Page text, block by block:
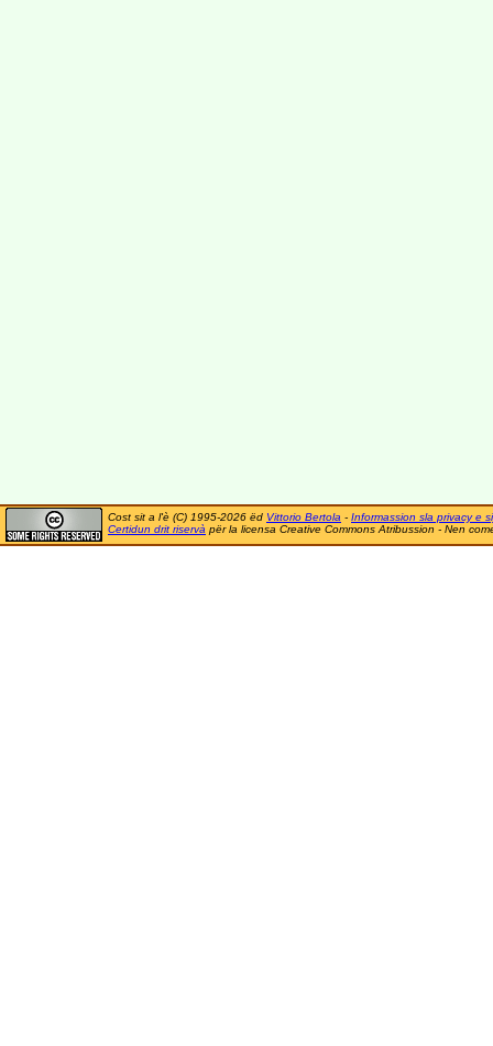
Cost sit a l'è (C) 1995-2026 ëd Vittorio Bertola - Informassion sla privacy e
Certidun drit riservà për la licensa Creative Commons Atribussion - Nen